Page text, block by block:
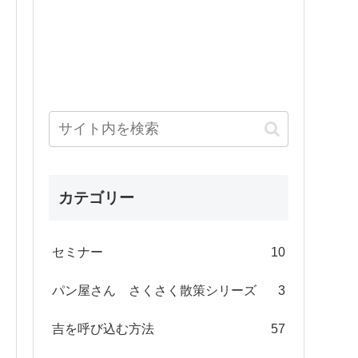
カテゴリー
セミナー 10
パン屋さん さくさく散策シリーズ 3
吉を呼び込む方法 57